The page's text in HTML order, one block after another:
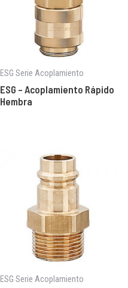
ESG Serie Acoplamiento
ESG – Acoplamiento Rápido
Hembra
ESG Serie Acoplamiento